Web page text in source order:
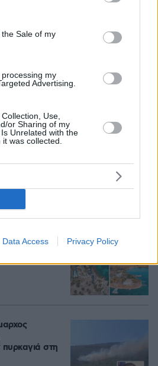
Google and its third-party tags to
purposes in below Google
Sale of my
my
Advertising.
Use,
or Sharing of my
Unrelated with the
was collected.
Data Access Privacy Policy
παγίδες στις μεταφορές
να κοστίσουν σε φόρο
σε βίλες
πυρκαγιά στη